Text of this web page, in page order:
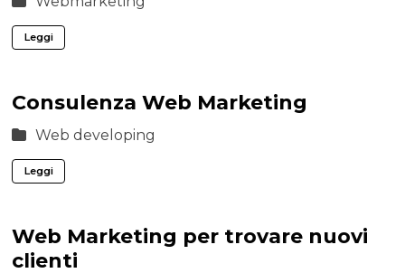
Leggi
Consulenza Web Marketing
Web developing
Leggi
Web Marketing per trovare nuovi
clienti